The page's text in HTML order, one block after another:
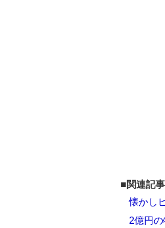
■関連記事
懐かし
2億円